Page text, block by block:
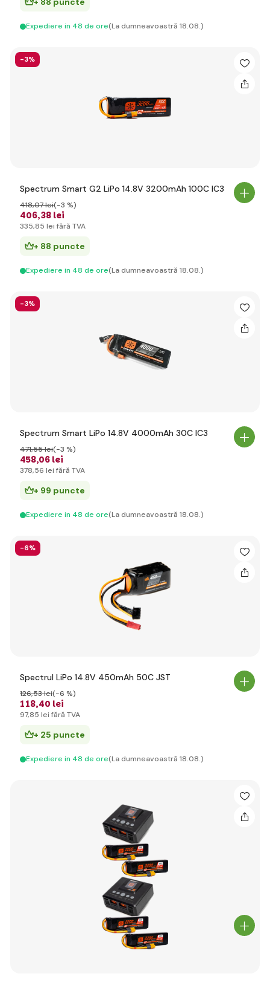
Expediere in 48 de ore(La dumneavoastră 18.08.)
-3%
Spectrum Smart G2 LiPo 14.8V 3200mAh 100C IC3
406,38 lei
418,07 lei(-3 %)
335,85 lei fără TVA
+ 88 puncte
Expediere in 48 de ore(La dumneavoastră 18.08.)
-3%
Spectrum Smart LiPo 14.8V 4000mAh 30C IC3
458,06 lei
471,55 lei(-3 %)
378,56 lei fără TVA
+ 99 puncte
Expediere in 48 de ore(La dumneavoastră 18.08.)
-6%
Spectrul LiPo 14.8V 450mAh 50C JST
118,40 lei
126,53 lei(-6 %)
97,85 lei fără TVA
+ 25 puncte
Expediere in 48 de ore(La dumneavoastră 18.08.)